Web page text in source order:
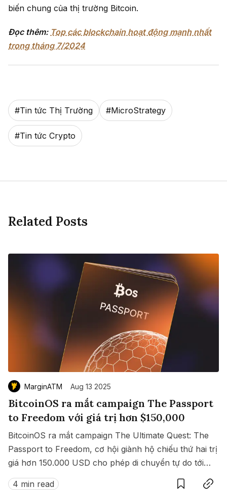
biến chung của thị trường Bitcoin.
Đọc thêm: Top các blockchain hoạt động mạnh nhất
trong tháng 7/2024
#Tin tức Thị Trường #MicroStrategy
#Tin tức Crypto
Related Posts
MarginATM Aug 13 2025
BitcoinOS ra mắt campaign The Passport
to Freedom với giá trị hơn $150,000
BitcoinOS ra mắt campaign The Ultimate Quest: The
Passport to Freedom, cơ hội giành hộ chiếu thứ hai trị
giá hơn 150.000 USD cho phép di chuyển tự do tới
hàng loạt quốc gia không cần visa.
4 min read
SaveCopy link